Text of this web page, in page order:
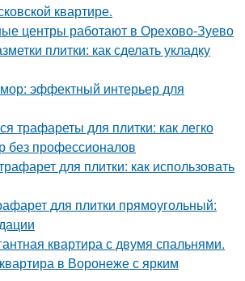
квартире.
центры работают в Орехово-Зуево
плитки: как сделать укладку
эффектный интерьер для
трафареты для плитки: как легко
без профессионалов
для плитки: как использовать
для плитки прямоугольный:
квартира с двумя спальнями.
в Воронеже с ярким